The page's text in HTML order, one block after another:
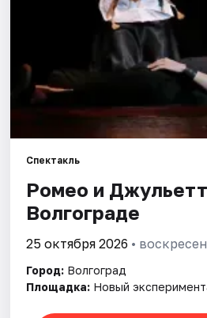
Площадки
Артисты
Спектакль
Ромео и
Волгограде
25 октября 2026 •
Город: Волгоград
Площадка: Новый